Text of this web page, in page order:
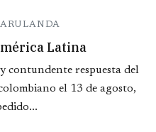
Latina
contundente respuesta del
el 13 de agosto,